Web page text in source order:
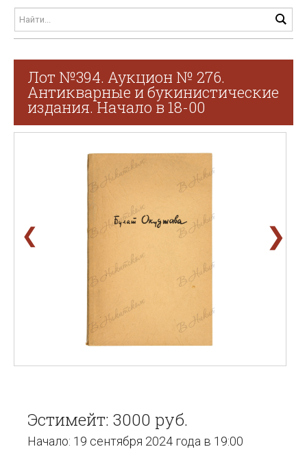
Лот №394. Аукцион № 276.
Антикварные и букинистические
издания. Начало в 18-00
❮ ❯
Эстимейт: 3000 руб.
Начало: 19 сентября 2024 года в 19:00